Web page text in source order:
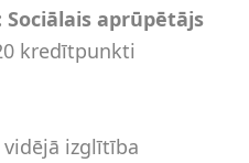
aprūpētājs
kredītpunkti
izglītība